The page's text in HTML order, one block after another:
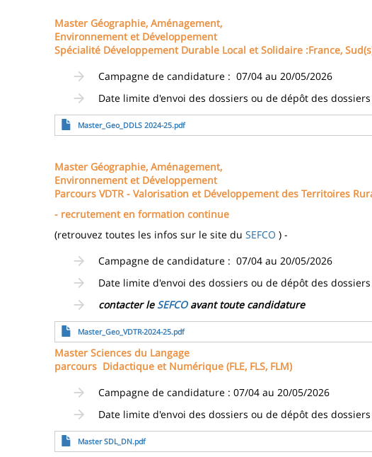
Master Géographie, Aménagement,
Environnement et Développement
Spécialité Développement Durable Local et Solidaire :France,
Campagne de candidature : 07/04 au 20/05/2026
Date limite d'envoi des dossiers ou de dépôt des
FichierMaster_Geo_DDLS 2024-25.pdf
Master Géographie, Aménagement,
Environnement et Développement
Parcours VDTR - Valorisation et Développement des Territoires
- recrutement en formation continue
(retrouvez toutes les infos sur le site du SEFCO ) -
Campagne de candidature : 07/04 au 20/05/2026
Date limite d'envoi des dossiers ou de dépôt des
contacter le SEFCOavant toute candidature
FichierMaster_Geo_VDTR-2024-25.pdf
Master Sciences du Langage
parcours Didactique et Numérique (FLE, FLS, FLM)
Campagne de candidature : 07/04 au 20/05/2026
Date limite d'envoi des dossiers ou de dépôt des
FichierMaster SDL_DN.pdf